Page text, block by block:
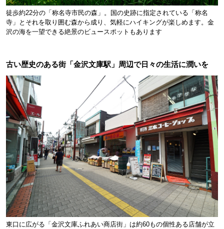
徒歩約22分の「称名寺市民の森」。国の史跡に指定されている「称名
寺」とそれを取り囲む森から成り、気軽にハイキングが楽しめます。金
沢の海を一望できる絶景のビュースポットもあります
古い歴史のある街「金沢文庫駅」周辺で日々の生活に潤いを
東口に広がる「金沢文庫ふれあい商店街」は約60もの個性ある店舗が立